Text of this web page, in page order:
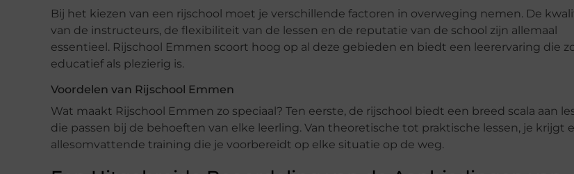
Bij het kiezen van een rijschool moet je verschillende factoren in overweging nemen. De
van de instructeurs, de flexibiliteit van de lessen en de reputatie van de school zijn allemaal
essentieel. Rijschool Emmen scoort hoog op al deze gebieden en biedt een leerervaring die
educatief als plezierig is.
Voordelen van Rijschool Emmen
Wat maakt Rijschool Emmen zo speciaal? Ten eerste, de rijschool biedt een breed scala aan
die passen bij de behoeften van elke leerling. Van theoretische tot praktische lessen, je krijgt
allesomvattende training die je voorbereidt op elke situatie op de weg.